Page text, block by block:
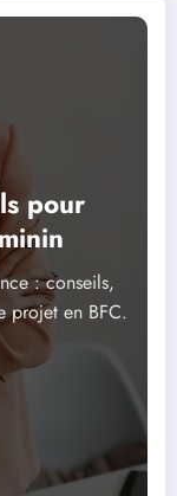
pour
: conseils,
projet en BFC.